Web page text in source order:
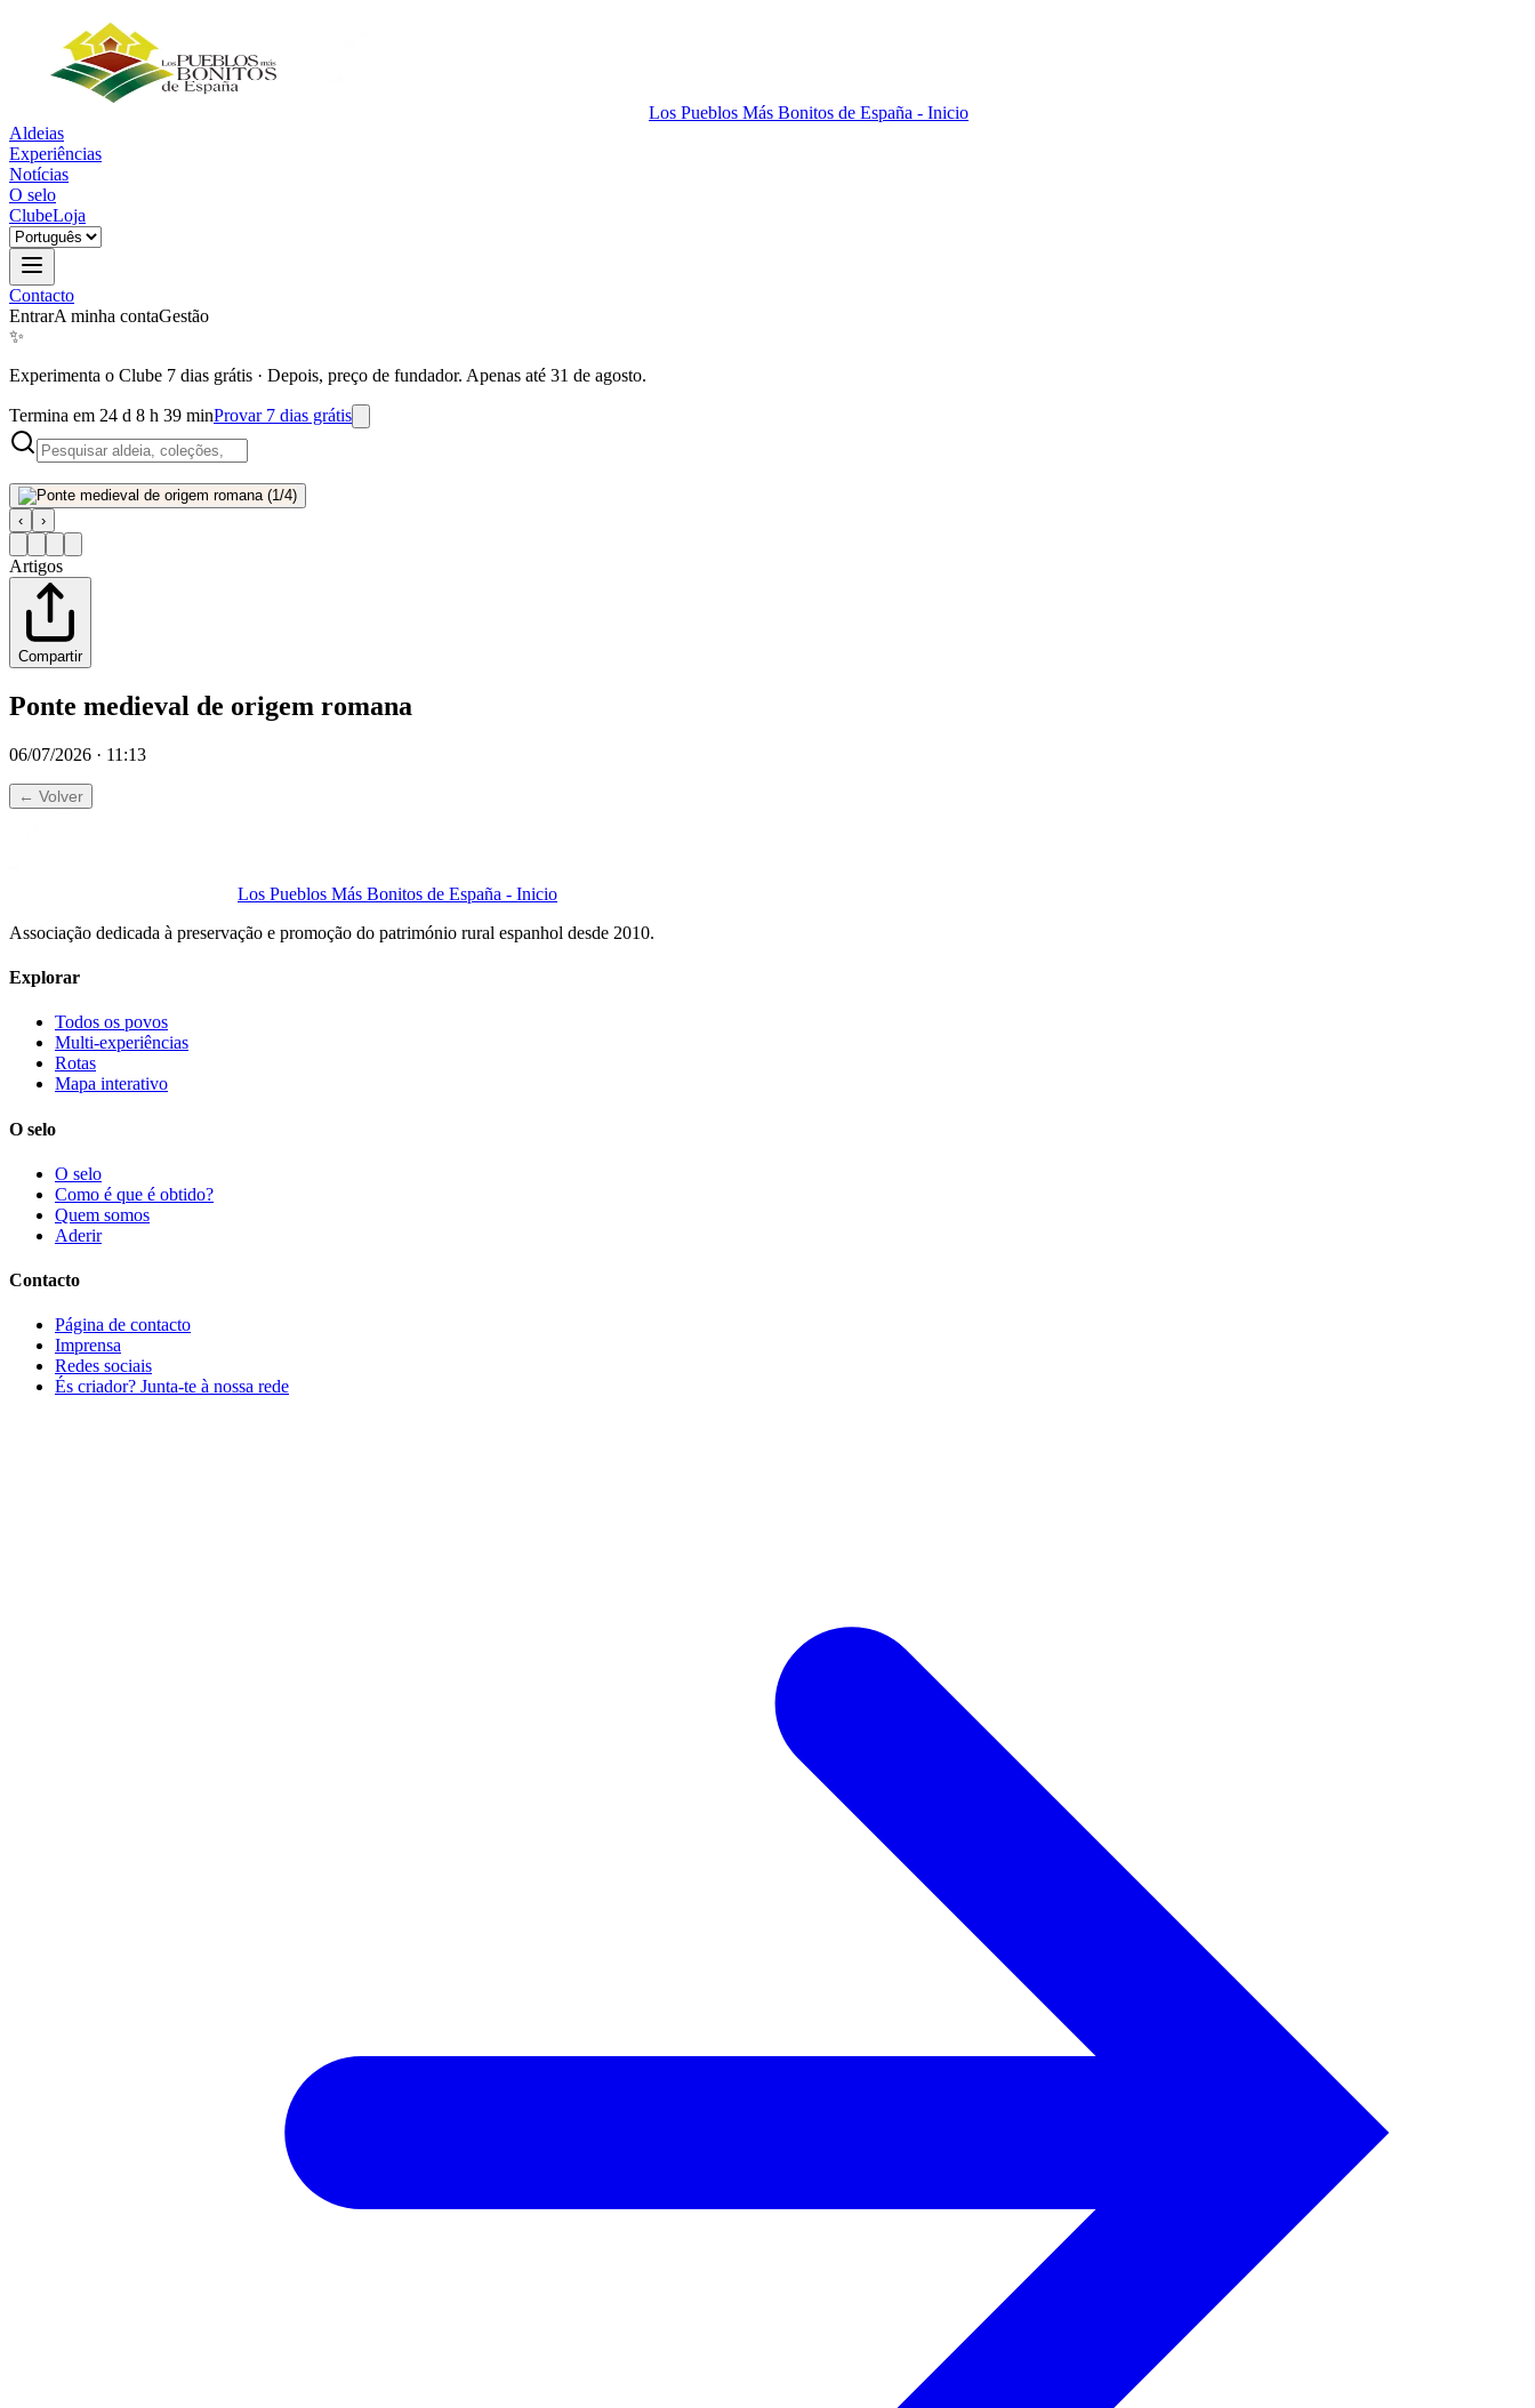
Los Pueblos Más Bonitos de España - Inicio
Aldeias
Experiências
Notícias
O selo
ClubeLoja
Contacto
EntrarA minha contaGestão
✨
Experimenta o Clube 7 dias grátis · Depois, preço de fundador. Apenas até 31 de agosto.
Termina em 24 d 8 h 39 minProvar 7 dias grátis
‹ ›
Artigos
Compartir
Ponte medieval de origem romana
06/07/2026 · 11:13
← Volver
Los Pueblos Más Bonitos de España - Inicio
Associação dedicada à preservação e promoção do património rural espanhol desde 2010.
Explorar
Todos os povos
Multi-experiências
Rotas
Mapa interativo
O selo
O selo
Como é que é obtido?
Quem somos
Aderir
Contacto
Página de contacto
Imprensa
Redes sociais
És criador? Junta-te à nossa rede